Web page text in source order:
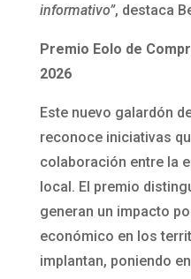
informativo”, destaca
Premio Eolo de
2026
Este nuevo galardón
reconoce iniciativas
colaboración entre la
local. El premio
generan un impacto
económico en los
implantan, poniendo